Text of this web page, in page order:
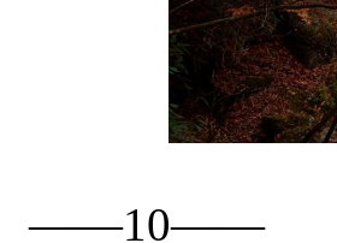
——10——